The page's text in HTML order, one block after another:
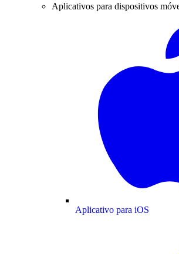
Aplicativos para dispositivos
Aplicativo para iOS